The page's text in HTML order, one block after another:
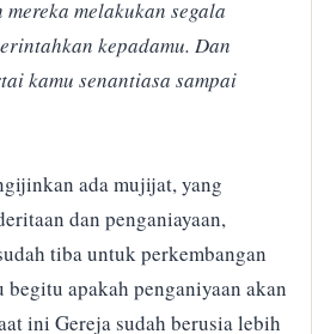
melakukan segala
kepadamu. Dan
kamu senantiasa sampai
ada mujijat, yang
dan penganiayaan,
tiba untuk perkembangan
apakah penganiyaan akan
ini Gereja sudah berusia lebih